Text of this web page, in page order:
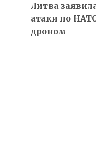
Литва
атаки по
дроном